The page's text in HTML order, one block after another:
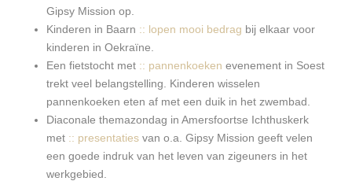
Gipsy Mission op.
Kinderen in Baarn :: lopen mooi bedrag bij elkaar voor
kinderen in Oekraïne.
Een fietstocht met :: pannenkoeken evenement in Soest
trekt veel belangstelling. Kinderen wisselen
pannenkoeken eten af met een duik in het zwembad.
Diaconale themazondag in Amersfoortse Ichthuskerk
met :: presentaties van o.a. Gipsy Mission geeft velen
een goede indruk van het leven van zigeuners in het
werkgebied.